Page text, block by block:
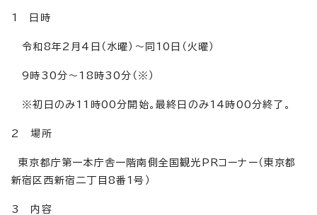
1 日時
令和8年2月4日（水曜）～同10日（火曜）
9時30分～18時30分（※）
※初日のみ11時00分開始。最終日のみ14時00分終了。
2 場所
東京都庁第一本庁舎一階南側全国観光PRコーナー（東京都
新宿区西新宿二丁目8番1号）
3 内容